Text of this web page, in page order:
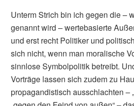
Unterm Strich bin ich gegen die –
genannt wird – wertebasierte
und erst recht Politiker und
sich nicht, wenn man moralische
sinnlose Symbolpolitik betreibt.
Vorträge lassen sich zudem zu
propagandistisch ausschlachten –